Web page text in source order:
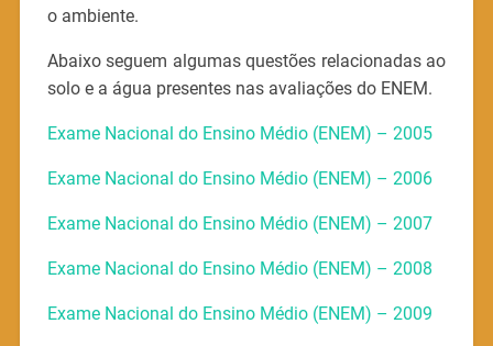
o ambiente.
Abaixo seguem algumas questões relacionadas ao
solo e a água presentes nas avaliações do ENEM.
Exame Nacional do Ensino Médio (ENEM) – 2005
Exame Nacional do Ensino Médio (ENEM) – 2006
Exame Nacional do Ensino Médio (ENEM) – 2007
Exame Nacional do Ensino Médio (ENEM) – 2008
Exame Nacional do Ensino Médio (ENEM) – 2009